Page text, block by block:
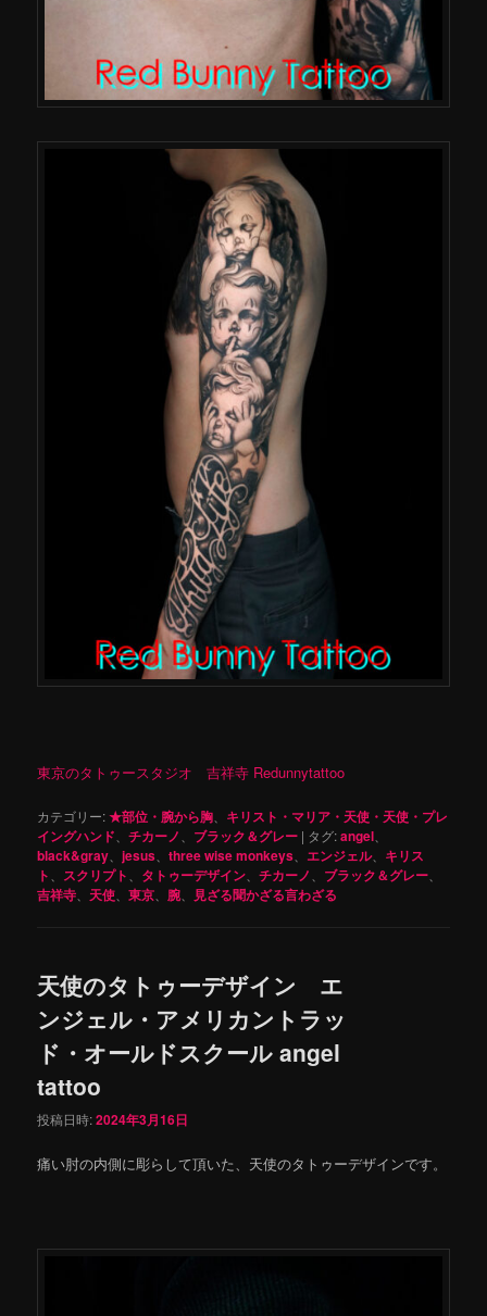
東京のタトゥースタジオ 吉祥寺 Redunnytattoo
カテゴリー:★部位・腕から胸
キリスト・マリア・天使・天使・プレ
イングハンド 、チカーノ ブラック＆グレー | タグ:angel
black&gray 、jesus 、three wise monkeys エンジェル、 キリス
ト
スクリプト タトゥーデザイン 、チカーノ ブラック＆グレー
吉祥寺 天使 、東京 腕 見ざる聞かざる言わざる
天使のタトゥーデザイン エ
ンジェル・アメリカントラッ
ド・オールドスクール angel
tattoo
投稿日時:2024年3月16日
痛い肘の内側に彫らして頂いた、天使のタトゥーデザインです。